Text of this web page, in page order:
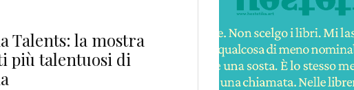
Talents: la mostra
più talentuosi di